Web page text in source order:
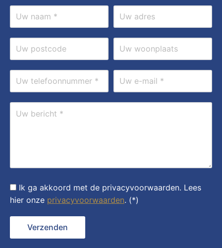
Ik ga akkoord met de privacyvoorwaarden. Lees
hier onze privacyvoorwaarden. (*)